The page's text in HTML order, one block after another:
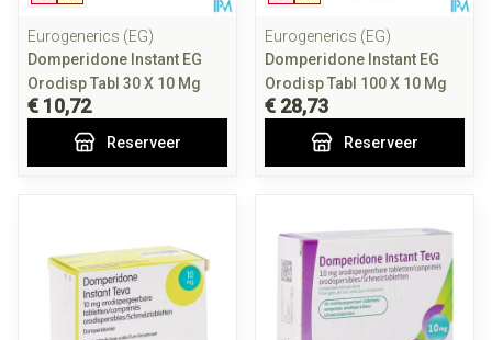
Eurogenerics (EG)
Domperidone Instant EG
Orodisp Tabl 30 X 10 Mg
€ 10,72
Reserveer
Eurogenerics (EG)
Domperidone Instant EG
Orodisp Tabl 100 X 10 Mg
€ 28,73
Reserveer